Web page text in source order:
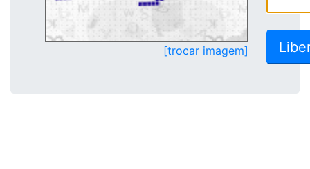
[trocar imagem]